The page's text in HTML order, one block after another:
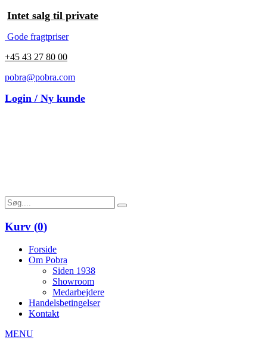
Intet salg til private
Gode fragtpriser
+45 43 27 80 00
pobra@pobra.com
Login / Ny kunde
Kurv (0)
Forside
Om Pobra
Siden 1938
Showroom
Medarbejdere
Handelsbetingelser
Kontakt
MENU